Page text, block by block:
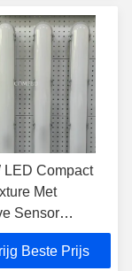
LED Compact
Met
Sensor
Voor
verlichting
Beste Prijs